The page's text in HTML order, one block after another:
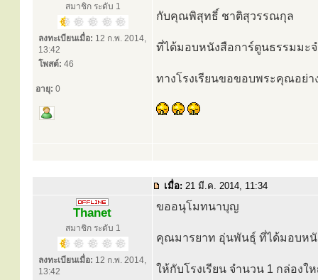
สมาชิก ระดับ 1
ลงทะเบียนเมื่อ: 12 ก.พ. 2014,
13:42
โพสต์: 46
อายุ: 0
กับคุณพิสุทธิ์ ชาติสุวรรณกุล
ที่ได้มอบหนังสือการ์ตูนธรรมมะ
ทางโรงเรียนขอขอบพระคุณอย่า
เมื่อ: 21 มี.ค. 2014, 11:34
Thanet
สมาชิก ระดับ 1
ลงทะเบียนเมื่อ: 12 ก.พ. 2014,
13:42
ขออนุโมทนาบุญ
คุณมารยาท อุ่นพันธุ์ ที่ได้มอบหนั
ให้กับโรงเรียน จำนวน 1 กล่องใ